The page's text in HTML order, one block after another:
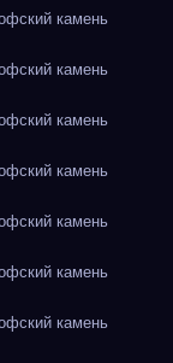
камень
камень
камень
камень
камень
камень
камень